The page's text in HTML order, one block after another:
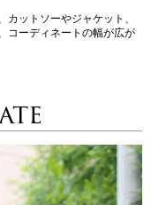
ットソーやジャケット、
コーディネートの幅が広が